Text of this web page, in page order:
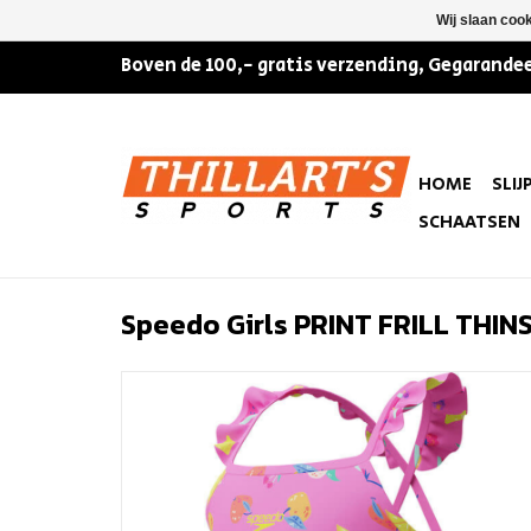
Boven de 100,- gratis verzending,
HOME
SCHAATSEN
Speedo Girls PRINT FRILL
Wij slaan